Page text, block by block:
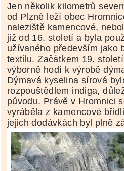
Jen několik kilometrů
od Plzně leží obec
naleziště kamencové,
již od 16. století a byla
užívaného především jako
textilu. Začátkem 19.
výborně hodí k výrobě
Dýmavá kyselina sírová
rozpouštědlem indiga,
původu. Právě v Hromnici
vyráběla z kamencové
jejich dodávkách byl plně